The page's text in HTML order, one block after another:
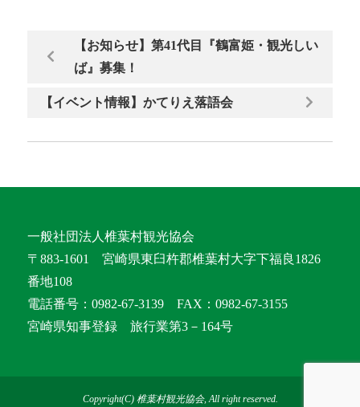
【お知らせ】第41代目『鶴富姫・観光しい
ば』募集！
【イベント情報】かてりえ落語会
一般社団法人椎葉村観光協会
〒883-1601 宮崎県東臼杵郡椎葉村大字下福良1826
番地108
電話番号：0982-67-3139 FAX：0982-67-3155
宮崎県知事登録 旅行業第3－164号
Copyright(C) 椎葉村観光協会, All right reserved.